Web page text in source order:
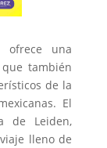
una
también
de la
El
de Leiden,
lleno de